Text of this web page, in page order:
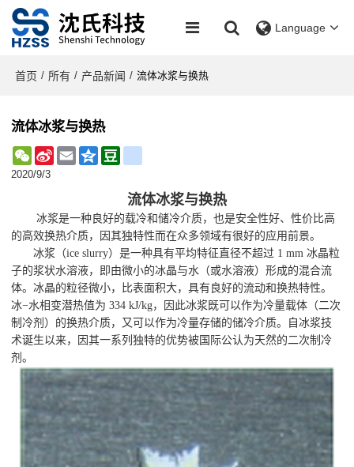
Language
首页 / 所有 / 产品新闻 / 流体冰浆与换热
流体冰浆与换热
WeChat
Sina
Weibo
Email Qzone
2020/9/3
流体冰浆与换热
冰浆是一种良好的载冷和储冷介质，也是安全性好、性价比高
的高效换热介质，因其独特性而在众多领域有很好的应用前景。
冰浆（ice slurry）是一种具有平均特征直径不超过 1 mm 冰晶粒
子的浆状水溶液，即由微小的冰晶与水（或水溶液）形成的混合流
体。冰晶的粒径微小，比表面积大，具有良好的流动和换热特性。
冰−水相变潜热值为 334 kJ/kg，因此冰浆既可以作为冷量载体（二次
制冷剂）的换热介质，又可以作为冷量存储的储冷介质。自冰浆技
术诞生以来，因其一系列独特的优势被国际公认为天然的二次制冷
剂。